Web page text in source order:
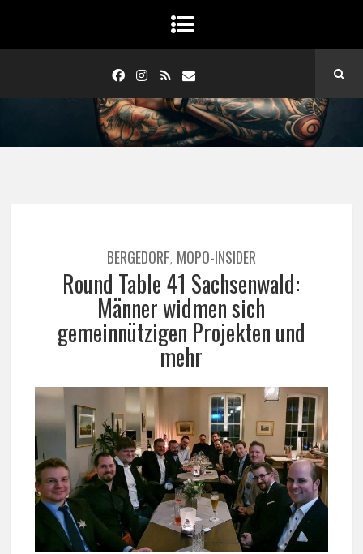
BERGEDORF, MOPO-INSIDER
Round Table 41 Sachsenwald:
Männer widmen sich
gemeinnützigen Projekten und
mehr